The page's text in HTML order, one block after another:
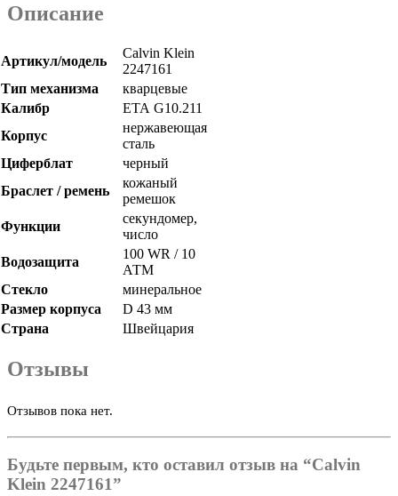
Описание
Артикул/модель
Calvin Klein
2247161
Тип механизма
кварцевые
Калибр
ETA G10.211
Корпус
нержавеющая
сталь
Циферблат
черный
Браслет / ремень
кожаный
ремешок
Функции
секундомер,
число
Водозащита
100 WR / 10
АТМ
Стекло
минеральное
Размер корпуса
D 43 мм
Страна
Швейцария
Отзывы
Отзывов пока нет.
Будьте первым, кто оставил отзыв на “Calvin
Klein 2247161”